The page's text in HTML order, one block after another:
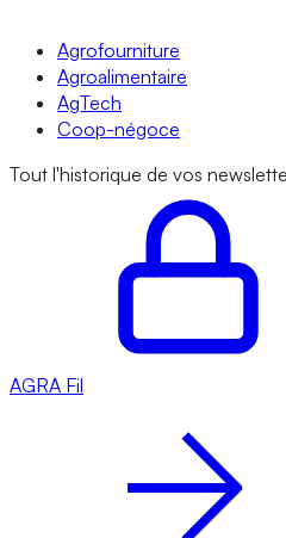
Agrofourniture
Agroalimentaire
AgTech
Coop-négoce
Tout l'historique de vos
AGRA Fil